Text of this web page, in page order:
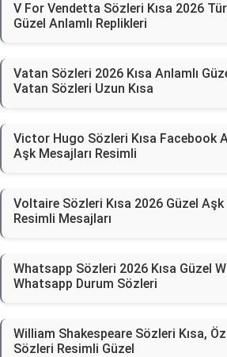
V For Vendetta Sözleri Kısa 2026
Güzel Anlamlı Replikleri
Vatan Sözleri 2026 Kısa Anlamlı
Vatan Sözleri Uzun Kısa
Victor Hugo Sözleri Kısa Facebook
Aşk Mesajları Resimli
Voltaire Sözleri Kısa 2026 Güzel
Resimli Mesajları
Whatsapp Sözleri 2026 Kısa Güzel
Whatsapp Durum Sözleri
William Shakespeare Sözleri Kısa,
Sözleri Resimli Güzel